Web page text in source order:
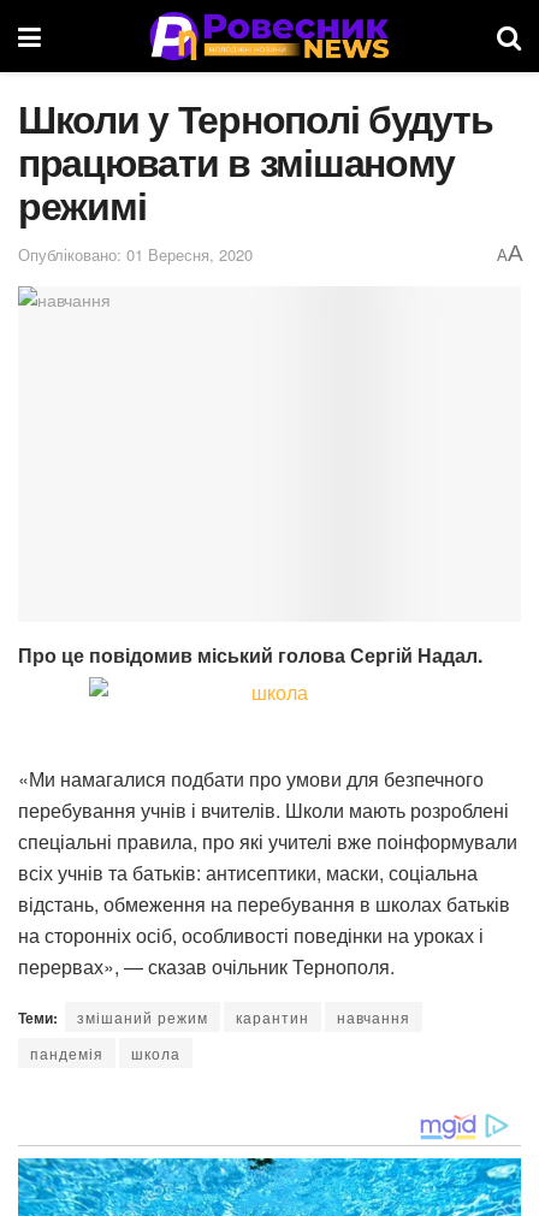
Школи у Тернополі будуть
працювати в змішаному
режимі
Опубліковано: 01 Вересня, 2020 AA
Про це повідомив міський голова Сергій Надал.
«Ми намагалися подбати про умови для безпечного
перебування учнів і вчителів. Школи мають розроблені
спеціальні правила, про які учителі вже поінформували
всіх учнів та батьків: антисептики, маски, соціальна
відстань, обмеження на перебування в школах батьків
на сторонніх осіб, особливості поведінки на уроках і
перервах», — сказав очільник Тернополя.
Теми: змішаний режим карантин
навчання
пандемія
школа